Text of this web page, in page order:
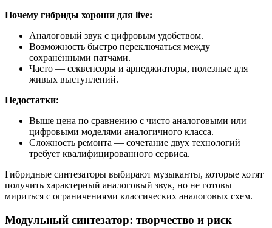
Почему гибриды хороши для live:
Аналоговый звук с цифровым удобством.
Возможность быстро переключаться между
сохранёнными патчами.
Часто — секвенсоры и арпеджиаторы, полезные для
живых выступлений.
Недостатки:
Выше цена по сравнению с чисто аналоговыми или
цифровыми моделями аналогичного класса.
Сложность ремонта — сочетание двух технологий
требует квалифицированного сервиса.
Гибридные синтезаторы выбирают музыканты, которые хотят
получить характерный аналоговый звук, но не готовы
мириться с ограничениями классических аналоговых схем.
Модульный синтезатор: творчество и риск